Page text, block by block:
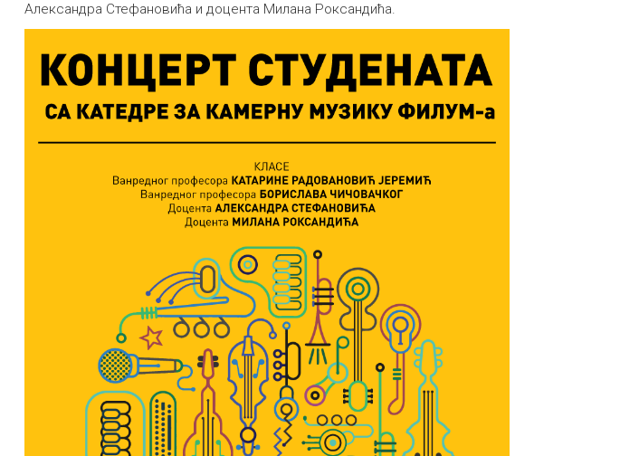
Александра Стефановића и доцента Милана Роксандића.